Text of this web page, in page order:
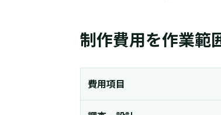
制作費用を作業範
費用項目